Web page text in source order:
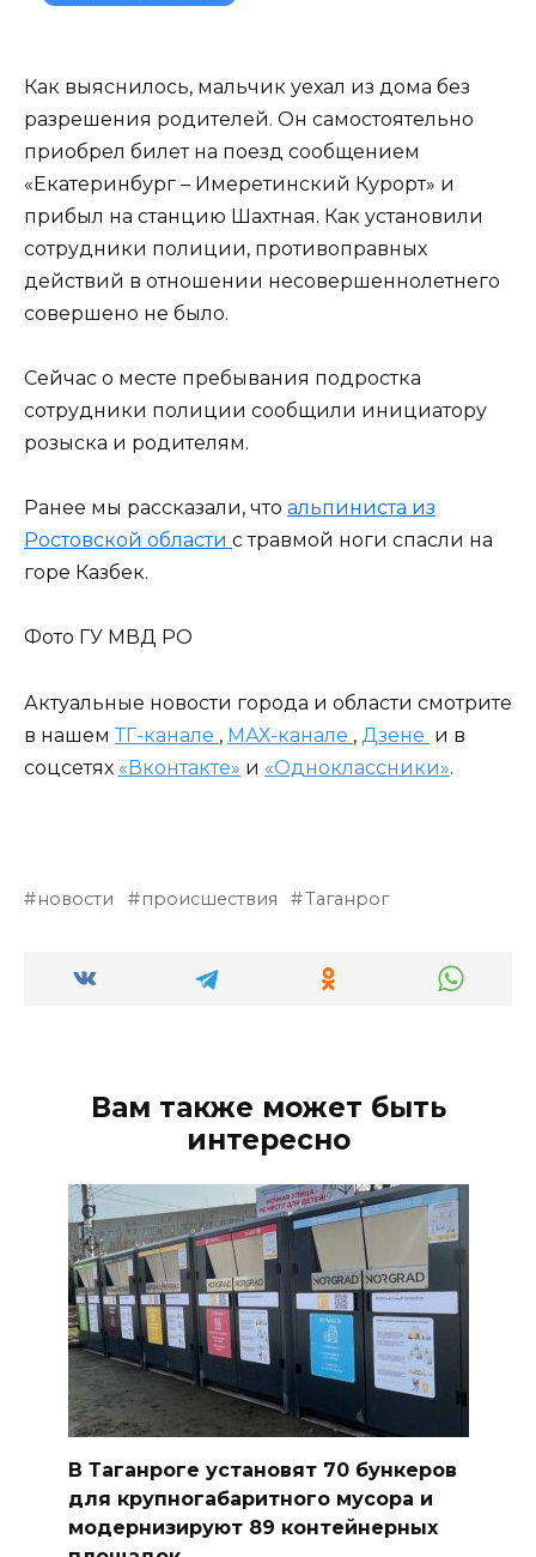
Как выяснилось, мальчик уехал из дома без
разрешения родителей. Он самостоятельно
приобрел билет на поезд сообщением
«Екатеринбург – Имеретинский Курорт» и
прибыл на станцию Шахтная. Как установили
сотрудники полиции, противоправных
действий в отношении несовершеннолетнего
совершено не было.
Сейчас о месте пребывания подростка
сотрудники полиции сообщили инициатору
розыска и родителям.
Ранее мы рассказали, что альпиниста из
Ростовской области с травмой ноги спасли на
горе Казбек.
Фото ГУ МВД РО
Актуальные новости города и области смотрите
в нашем ТГ-канале , МАХ-канале , Дзене и в
соцсетях «Вконтакте» и «Одноклассники».
новости происшествия Таганрог
Вам также может быть
интересно
В Таганроге установят 70 бункеров
для крупногабаритного мусора и
модернизируют 89 контейнерных